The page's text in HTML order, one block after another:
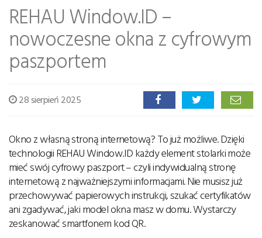
REHAU Window.ID –
nowoczesne okna z cyfrowym
paszportem
28 sierpień 2025
Okno z własną stroną internetową? To już możliwe. Dzięki
technologii REHAU Window.ID każdy element stolarki może
mieć swój cyfrowy paszport – czyli indywidualną stronę
internetową z najważniejszymi informacjami. Nie musisz już
przechowywać papierowych instrukcji, szukać certyfikatów
ani zgadywać, jaki model okna masz w domu. Wystarczy
zeskanować smartfonem kod QR.